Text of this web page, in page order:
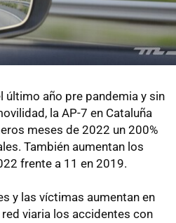
último año pre pandemia y sin
la AP-7 en Cataluña
meses de 2022 un 200%
También aumentan los
frente a 11 en 2019.
y las víctimas aumentan en
red viaria los accidentes con